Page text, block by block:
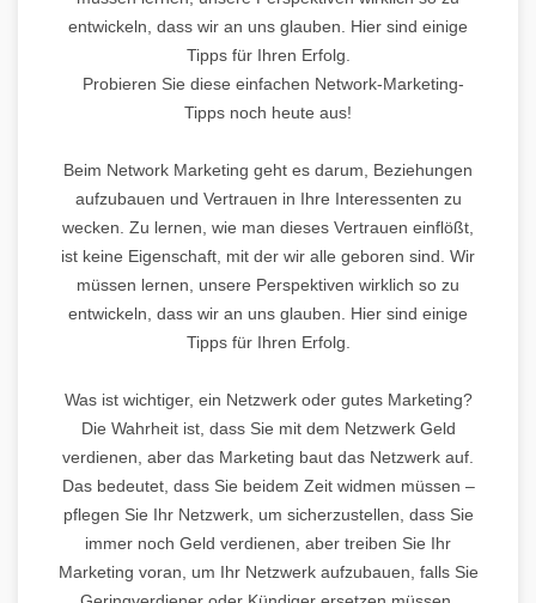
entwickeln, dass wir an uns glauben. Hier sind einige
Tipps für Ihren Erfolg.
Probieren Sie diese einfachen Network-Marketing-
Tipps noch heute aus!
Beim Network Marketing geht es darum, Beziehungen
aufzubauen und Vertrauen in Ihre Interessenten zu
wecken. Zu lernen, wie man dieses Vertrauen einflößt,
ist keine Eigenschaft, mit der wir alle geboren sind. Wir
müssen lernen, unsere Perspektiven wirklich so zu
entwickeln, dass wir an uns glauben. Hier sind einige
Tipps für Ihren Erfolg.
Was ist wichtiger, ein Netzwerk oder gutes Marketing?
Die Wahrheit ist, dass Sie mit dem Netzwerk Geld
verdienen, aber das Marketing baut das Netzwerk auf.
Das bedeutet, dass Sie beidem Zeit widmen müssen –
pflegen Sie Ihr Netzwerk, um sicherzustellen, dass Sie
immer noch Geld verdienen, aber treiben Sie Ihr
Marketing voran, um Ihr Netzwerk aufzubauen, falls Sie